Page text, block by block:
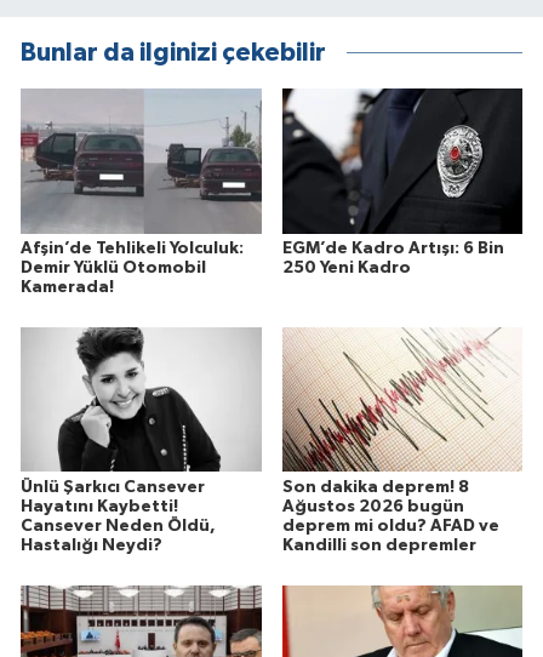
Bunlar da ilginizi çekebilir
Afşin’de Tehlikeli Yolculuk:
Demir Yüklü Otomobil
Kamerada!
EGM’de Kadro Artışı: 6 Bin
250 Yeni Kadro
Ünlü Şarkıcı Cansever
Hayatını Kaybetti!
Cansever Neden Öldü,
Hastalığı Neydi?
Son dakika deprem! 8
Ağustos 2026 bugün
deprem mi oldu? AFAD ve
Kandilli son depremler